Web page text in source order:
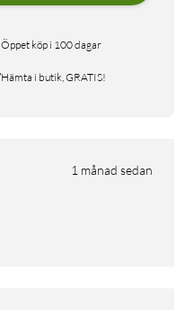
Öppet köp i 100 dagar
Hämta i butik, GRATIS!
1 månad sedan